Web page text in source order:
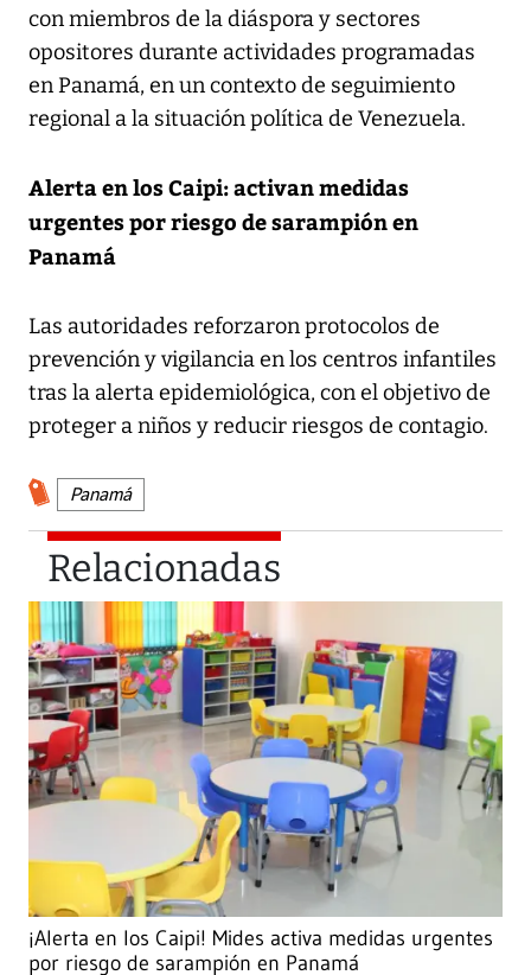
con miembros de la diáspora y sectores
opositores durante actividades programadas
en Panamá, en un contexto de seguimiento
regional a la situación política de Venezuela.
Alerta en los Caipi: activan medidas
urgentes por riesgo de sarampión en
Panamá
Las autoridades reforzaron protocolos de
prevención y vigilancia en los centros infantiles
tras la alerta epidemiológica, con el objetivo de
proteger a niños y reducir riesgos de contagio.
Panamá
Relacionadas
¡Alerta en los Caipi! Mides activa medidas urgentes
por riesgo de sarampión en Panamá